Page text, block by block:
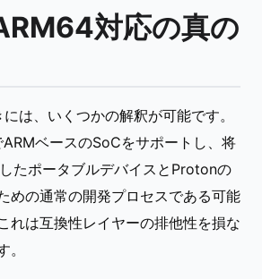
対応の真の
は、いくつかの解釈が可能です。
ベースのSoCをサポートし、将
たポータブルデバイスとProtonの
めの通常の開発プロセスである可能
れは互換性レイヤーの排他性を損な